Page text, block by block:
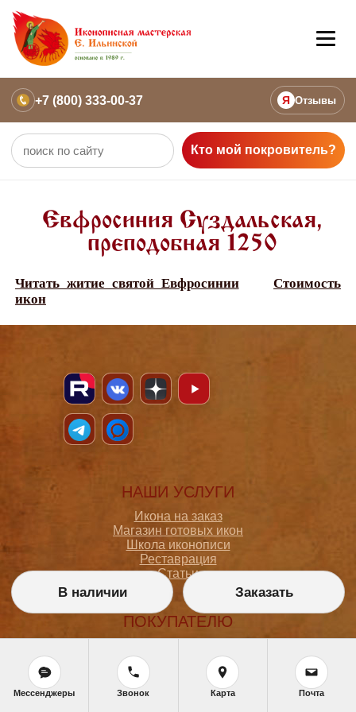
+7 (800) 333-00-37 Я Отзывы
Кто мой покровитель?
Евфросиния Суздальская,
преподобная 1250
Читать житие святой Евфросинии
Стоимость
икон
НАШИ УСЛУГИ
Икона на заказ
Магазин готовых икон
Школа иконописи
Реставрация
Статьи
ПОКУПАТЕЛЮ
Как сделать заказ
Доставка и оплата
Политика конфиденциальности
В наличии Заказать
Мессенджеры Звонок Карта Почта